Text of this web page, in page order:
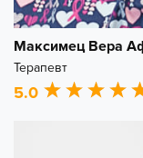
Максимец Вера
Терапевт
5.0